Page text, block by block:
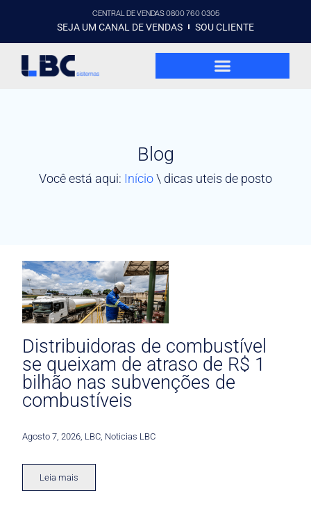
CENTRAL DE VENDAS 0800 760 0305
SEJA UM CANAL DE VENDAS SOU CLIENTE
Blog
Você está aqui: Início\ dicas uteis de posto
Distribuidoras de combustível
se queixam de atraso de R$ 1
bilhão nas subvenções de
combustíveis
Agosto 7, 2026 LBC Noticias LBC
Leia mais